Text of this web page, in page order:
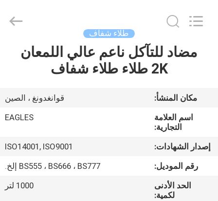
الصفحة
منتجات
معلومات
عنا
جولة
Shenzhen
طلاء شفاف
مضاد للتآكل ناعم عالي اللمعان
2K طلاء طلاء شفاف
مكان المنشأ:
قوانغدونغ ، الصين
اسم العلامة
التجارية:
EAGLES
إصدار الشهادات:
ISO14001, ISO9001
رقم الموديل:
BS555 ، BS666 ، BS777 إلخ.
الحد الأدنى
لكمية:
1000 لتر